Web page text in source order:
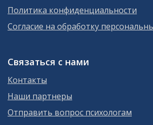
Политика конфиденциальности
Согласие на обработку
Связаться с нами
Контакты
Наши партнеры
Отправить вопрос психологам